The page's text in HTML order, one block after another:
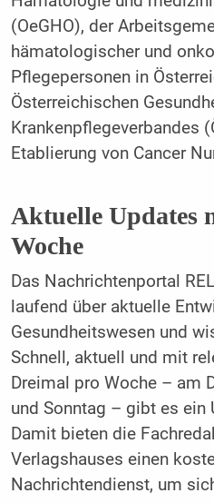
(OeGHO), der
hämatologischer und
Pflegepersonen in
Österreichischen
Krankenpflegeverbandes
Etablierung von Cancer
Aktuelle Updates
Woche
Das Nachrichtenportal
laufend über aktuelle
Gesundheitswesen und
Schnell, aktuell und mit
Dreimal pro Woche – am
und Sonntag – gibt es ein
Damit bieten die
Verlagshauses einen
Nachrichtendienst, um